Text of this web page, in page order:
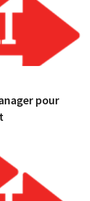
pour